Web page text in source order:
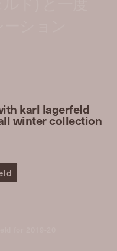
karl lagerfeld
winter collection